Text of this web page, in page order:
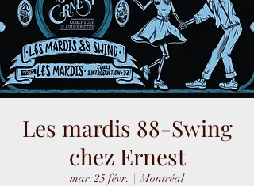
Les mardis 88-Swing
chez Ernest
mar. 25 févr.
  |
Montréal